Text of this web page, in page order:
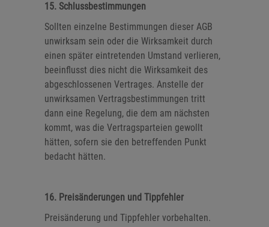
15. Schlussbestimmungen
Sollten einzelne Bestimmungen dieser AGB
unwirksam sein oder die Wirksamkeit durch
einen später eintretenden Umstand verlieren,
beeinflusst dies nicht die Wirksamkeit des
abgeschlossenen Vertrages. Anstelle der
unwirksamen Vertragsbestimmungen tritt
dann eine Regelung, die dem am nächsten
kommt, was die Vertragsparteien gewollt
hätten, sofern sie den betreffenden Punkt
bedacht hätten.
16. Preisänderungen und Tippfehler
Preisänderung und Tippfehler vorbehalten.